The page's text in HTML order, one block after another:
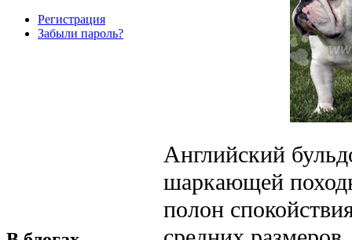
Регистрация
Забыли пароль?
Английский
шаркающей
полон